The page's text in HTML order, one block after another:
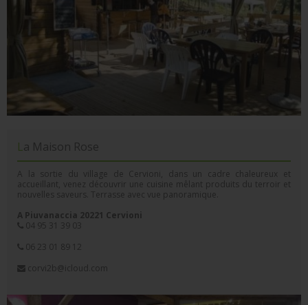
La Maison Rose
A la sortie du village de Cervioni, dans un cadre chaleureux et
accueillant, venez découvrir une cuisine mêlant produits du terroir et
nouvelles saveurs. Terrasse avec vue panoramique.
A Piuvanaccia 20221 Cervioni
04 95 31 39 03
06 23 01 89 12
corvi2b@icloud.com